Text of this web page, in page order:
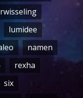
lumidee
namen
rexha
six